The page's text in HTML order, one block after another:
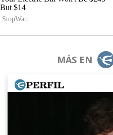
MÁS EN